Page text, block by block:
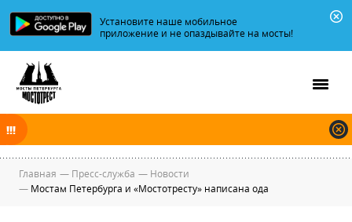
Установите наше мобильное
приложение и не опаздывайте на мосты!
В ночь на 08.08.2026 мосты по Неве и Большой Неве разводятся по
графику.
Главная — Пресс-служба — Новости
— Мостам Петербурга и «Мостотресту» написана ода